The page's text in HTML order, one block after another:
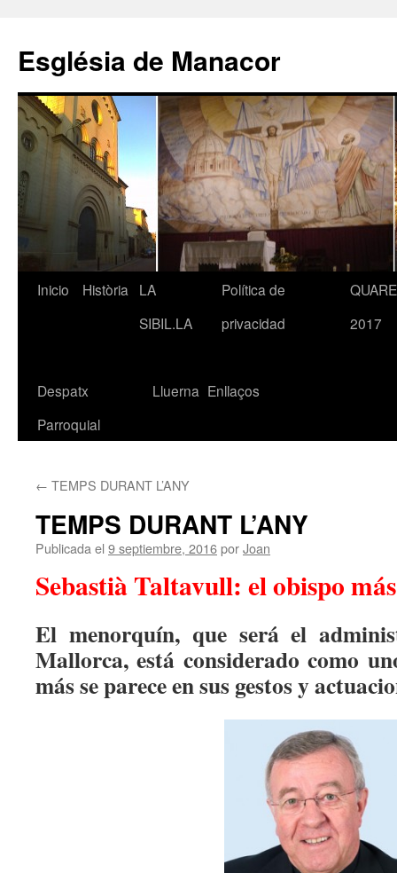
contenido
Església de Manacor
Inicio Història
LA
SIBIL.LA
Política de
privacidad
2017
Despatx
Parroquial
Lluerna Enllaços
← TEMPS DURANT L’ANY
TEMPS DURANT L’ANY
Publicada el 9 septiembre, 2016porJoan
Sebastià Taltavull: el obispo
El menorquín, que será el
Mallorca, está considerado como
más se parece en sus gestos y